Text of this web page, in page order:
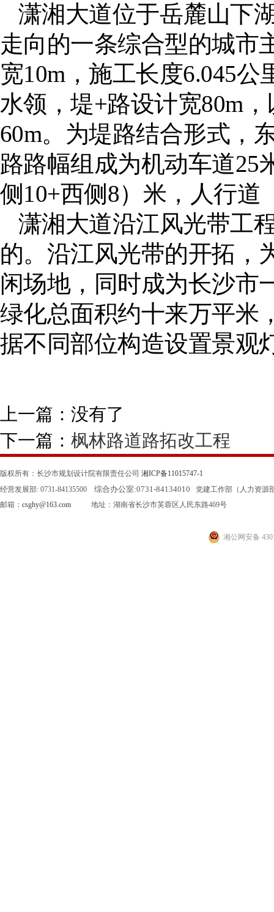
潇湘大道位于岳麓山下
走向的一条综合型的城市
宽10m ，施工长度6.045公
水领，堤+路设计宽80m
60m。为堤路结合形式，
路路幅组成为机动车道25
侧 10+西侧 8）米，人行道
潇湘大道沿江风光带工
的。沿江风光带的开拓，
闲场地，同时成为长沙市
绿化总面积约十来万平米
据不同部位构造设置景观
上一篇：没有了
下一篇： 枫林路道路拓改工程
版权所有：长沙市规划设计院有限责任公司 湘ICP备11015747-1
经营发展部: 0731-84135500 综合办公室:0731-84134010
党建工作部（人力资源
邮箱： csghy@163.com 地址：湖南省长沙市芙蓉区人民东路469号
湘公网安备